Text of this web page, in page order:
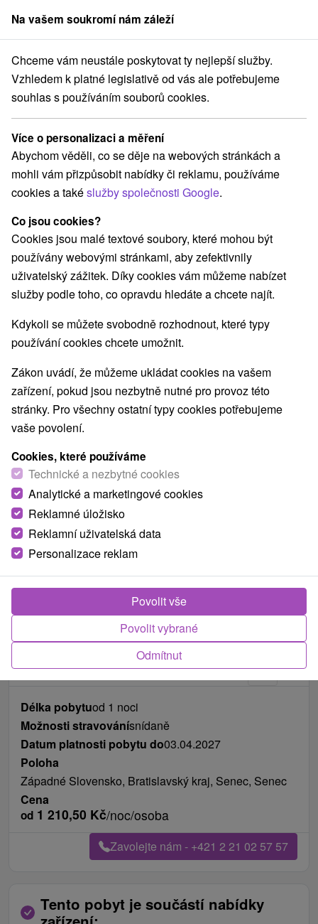
člen skupinySorger
Rodinná dovolená na břehu Slunečních jezer s aquaparkem,
Rodinná dovolená na břehu
Slunečních jezer s aquaparkem,
wellness a programem pro děti
Hotel Senec ★ ★ Senec
Navigovat do místa
vynikající 19 recenzí
Délka pobytuod 1 noci
Možnosti stravovánísnídaně
Datum platnosti pobytu do03.04.2027
Poloha
Západné Slovensko, Bratislavský kraj, Senec, Senec
Cena
od 1 210,50 Kč/noc/osoba
Zavolejte nám - +421 2 21 02 57 57
Tento pobyt je součástí nabídky
Na vašem soukromí nám záleží
Chceme vám neustále poskytovat ty nejlepší služby.
Vzhledem k platné legislativě od vás ale potřebujeme
souhlas s používáním souborů cookies.
Více o personalizaci a měření
Abychom věděli, co se děje na webových stránkách a
mohli vám přizpůsobit nabídky či reklamu, používáme
cookies a takéslužby společnosti Google.
Co jsou cookies?
Cookies jsou malé textové soubory, které mohou být
používány webovými stránkami, aby zefektivnily
uživatelský zážitek. Díky cookies vám můžeme nabízet
služby podle toho, co opravdu hledáte a chcete najít.
Kdykoli se můžete svobodně rozhodnout, které typy
používání cookies chcete umožnit.
Zákon uvádí, že můžeme ukládat cookies na vašem
zařízení, pokud jsou nezbytně nutné pro provoz této
stránky. Pro všechny ostatní typy cookies potřebujeme
vaše povolení.
Cookies, které používáme
Technické a nezbytné cookies
Analytické a marketingové cookies
Reklamné úložisko
Reklamní uživatelská data
Personalizace reklam
Odmítnut
Povolit vybrané
Povolit vše